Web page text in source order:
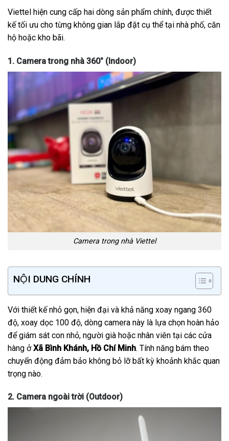
Viettel hiện cung cấp hai dòng sản phẩm chính, được thiết
kế tối ưu cho từng không gian lắp đặt cụ thể tại nhà phố, căn
hộ hoặc kho bãi.
1. Camera trong nhà 360° (Indoor)
Camera trong nhà Viettel
NỘI DUNG CHÍNH
Với thiết kế nhỏ gọn, hiện đại và khả năng xoay ngang 360
độ, xoay dọc 100 độ, dòng camera này là lựa chọn hoàn hảo
để giám sát con nhỏ, người già hoặc nhân viên tại các cửa
hàng ởXã Bình Khánh, Hồ Chí Minh. Tính năng bám theo
chuyển động đảm bảo không bỏ lỡ bất kỳ khoảnh khắc quan
trọng nào.
2. Camera ngoài trời (Outdoor)